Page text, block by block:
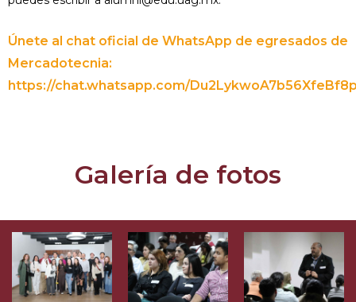
Únete al chat oficial de WhatsApp de egresados de
Mercadotecnia:
https://chat.whatsapp.com/
Galería de fotos